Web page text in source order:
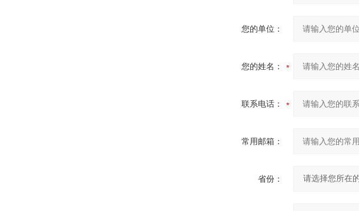
您的单位：
您的姓名：
联系电话：
常用邮箱：
省份：